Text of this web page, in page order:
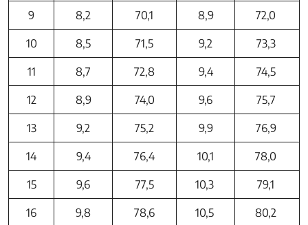
9 8,2 70,1 8,9 72,0
10 8,5 71,5 9,2 73,3
11 8,7 72,8 9,4 74,5
12 8,9 74,0 9,6 75,7
13 9,2 75,2 9,9 76,9
14 9,4 76,4 10,1 78,0
15 9,6 77,5 10,3 79,1
16 9,8 78,6 10,5 80,2